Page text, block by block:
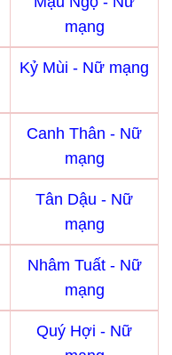
mạng
Kỷ Mùi - Nữ mạng
Canh Thân - Nữ
mạng
Tân Dậu - Nữ
mạng
Nhâm Tuất - Nữ
mạng
Quý Hợi - Nữ